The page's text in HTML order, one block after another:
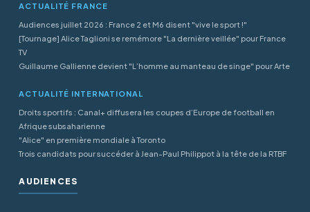
ACTUALITÉ FRANCE
Audiences juillet 2026 : France 2 et M6 disent "vive le sport !"
[Tournage] Alice Taglioni se remémore "La dernière veillée" pour France
TV
Guillaume Gallienne devient "L’homme au manteau de singe" pour Arte
ACTUALITÉ INTERNATIONAL
Droits sportifs : Canal+ diffusera les coupes d’Europe de football en
Afrique subsaharienne
"Alice" en première mondiale à Toronto
Trois candidats pour succéder à Jean-Paul Philippot à la tête de la RTBF
AUDIENCES